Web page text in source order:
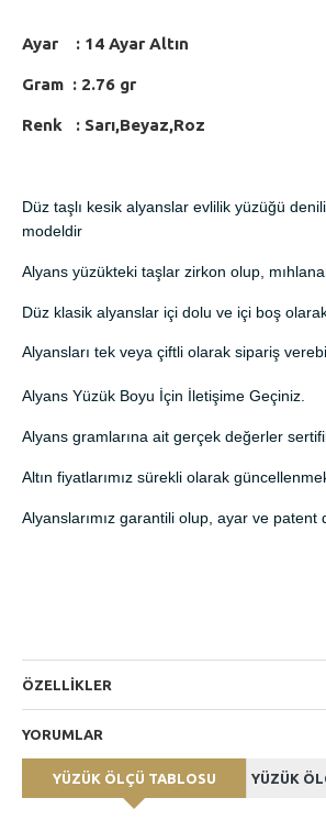
Ayar : 14 Ayar Altın
Gram : 2.76 gr
Renk : Sarı,Beyaz,Roz
Düz taşlı kesik alyanslar evlilik yüzüğü
modeldir
Alyans yüzükteki taşlar zirkon olup,
Düz klasik alyanslar içi dolu ve içi boş
Alyansları tek veya çiftli olarak sipariş
Alyans Yüzük Boyu İçin İletişime Geçiniz.
Alyans gramlarına ait gerçek değerler
Altın fiyatlarımız sürekli olarak
Alyanslarımız garantili olup, ayar ve patent
ÖZELLİKLER
YORUMLAR
YÜZÜK ÖLÇÜ TABLOSU YÜZÜK